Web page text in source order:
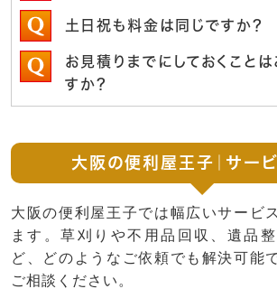
土日祝も料金は同じですか？
お見積りまでにしておくことは
すか？
大阪の便利屋王子｜サー
大阪の便利屋王子では幅広いサービ
ます。草刈りや不用品回収、遺品
ど、どのようなご依頼でも解決可能
ご相談ください。